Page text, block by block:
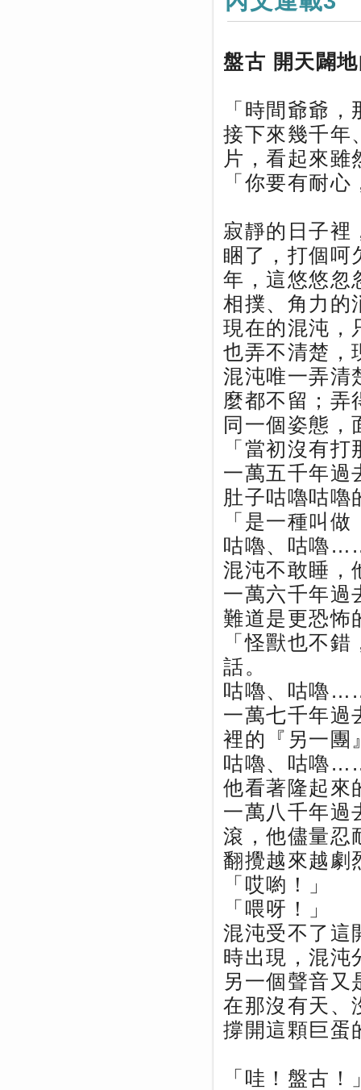
盤古 開天闢
「時間爺爺
接下來幾千年
片，看起來雖
「你要有耐
寂靜的日子裡
睏了，打個呵
年，這悠悠忽
相撲、角力的
現在的混沌，
也弄不清楚，
混沌唯一弄清
麼都不留；弄
同一個姿態
「當初沒有
一萬五千年過
肚子咕嚕咕嚕
「是一種叫
咕嚕、咕嚕
混沌不敢睡
一萬六千年過
難道是更恐怖
「怪獸也不
話。
咕嚕、咕嚕
一萬七千年過
裡的『另一團
咕嚕、咕嚕
他看著隆起
一萬八千年過
滾，他儘量忍
翻攪越來越劇
「哎喲！」
「喂呀！」
混沌受不了這
時出現，混沌
另一個聲音又
在那沒有天、
撐開這顆巨蛋
「哇！盤古